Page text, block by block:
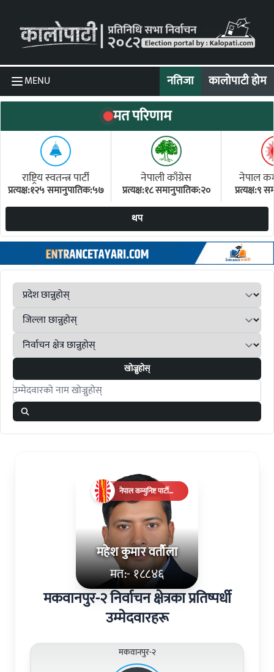
MENU नतिजा कालोपाटी होम
मत परिणाम
राष्ट्रिय स्वतन्त्र पार्टी
प्रत्यक्ष:१२५ समानुपातिक:५७
नेपाली काँग्रेस
प्रत्यक्ष:१८ समानुपातिक:२०
नेपाल
प्रत्यक्ष:९
थप
खोज्नुहोस्
Search candidates
महेश कुमार वर्तौला
मत:- १८८४६
नेपाल कम्युनिष्ट पार्टी
(एमाले)
मकवानपुर-२ निर्वाचन क्षेत्रका प्रतिष्पर्धी
उम्मेदवारहरू
मकवानपुर-२